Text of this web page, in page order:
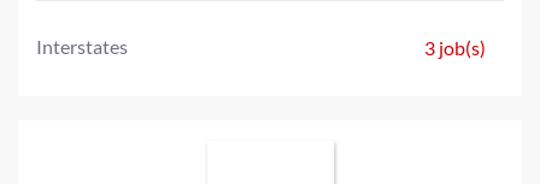
Interstates 3 job(s)